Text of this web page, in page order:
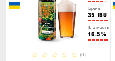
Горечь
35 IBU
Плотность
16.5 %
(0)